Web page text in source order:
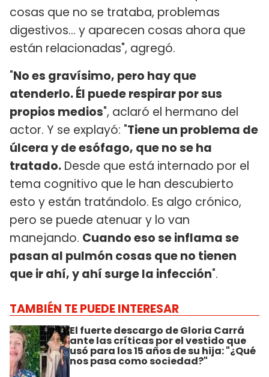
cosas que no se trataba, problemas
digestivos... y aparecen cosas ahora que
están relacionadas", agregó.
"No es gravísimo, pero hay que
atenderlo. Él puede respirar por sus
propios medios", aclaró el hermano del
actor. Y se explayó: "Tiene un problema de
úlcera y de esófago, que no se ha
tratado. Desde que está internado por el
tema cognitivo que le han descubierto
esto y están tratándolo. Es algo crónico,
pero se puede atenuar y lo van
manejando. Cuando eso se inflama se
pasan al pulmón cosas que no tienen
que ir ahí, y ahí surge la infección".
TAMBIÉN TE PUEDE INTERESAR
El fuerte descargo de Gloria Carrá
ante las críticas por el vestido que
usó para los 15 años de su hija: "¿Qué
nos pasa como sociedad?"